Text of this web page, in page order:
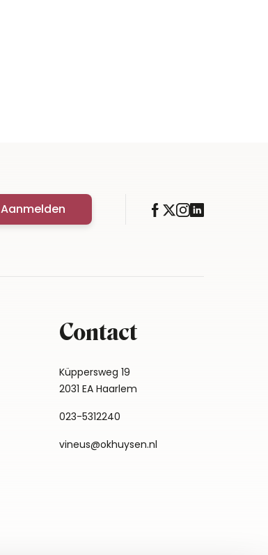
Aanmelden
Contact
Küppersweg 19
2031 EA Haarlem
023-5312240
vineus@okhuysen.nl